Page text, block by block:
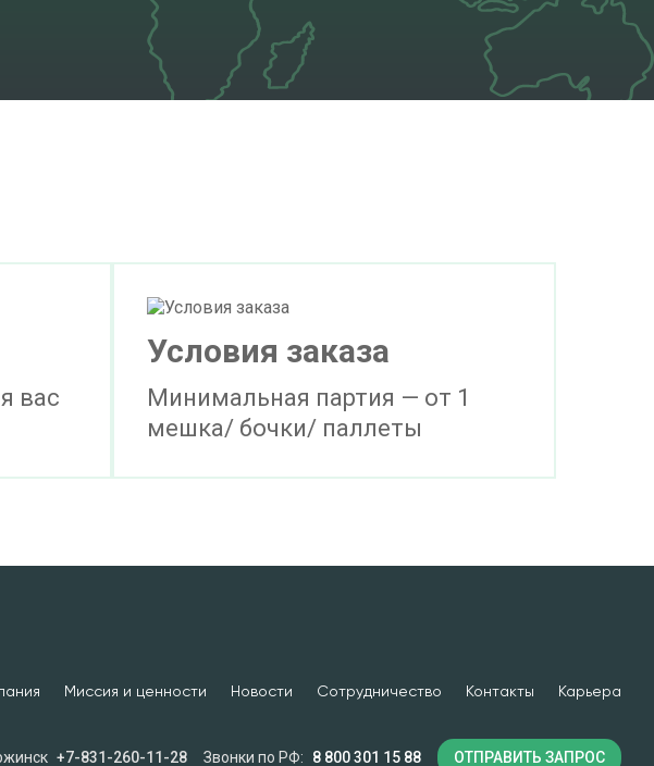
вас
Условия заказа
Минимальная партия — от 1
мешка/ бочки/ паллеты
Миссия и ценности Новости Сотрудничество Контакты Карьера
+7-831-260-11-28 Звонки по РФ: 8 800 301 15 88 ОТПРАВИТЬ ЗАПРОС